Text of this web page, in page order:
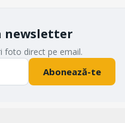
newsletter
foto direct pe email.
Abonează-te